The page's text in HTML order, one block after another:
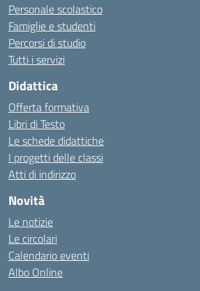
Personale scolastico
Famiglie e studenti
Percorsi di studio
Tutti i servizi
Didattica
Offerta formativa
Libri di Testo
Le schede didattiche
I progetti delle classi
Atti di indirizzo
Novità
Le notizie
Le circolari
Calendario eventi
Albo Online